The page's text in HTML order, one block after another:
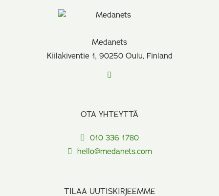
Medanets
Kiilakiventie 1, 90250 Oulu, Finland
OTA YHTEYTTÄ
010 336 1780
hello@medanets.com
TILAA UUTISKIRJEEMME